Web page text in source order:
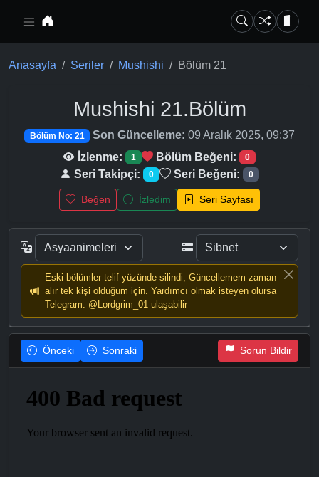
Anasayfa Seriler Mushishi Bölüm 21
Mushishi 21.Bölüm
Bölüm No: 21 Son Güncelleme: 09 Aralık 2025, 09:37
İzlenme:
1 Bölüm Beğeni: 0
Seri Takipçi: 0 Seri Beğeni: 0
Beğen İzledim Seri Sayfası
Eski bölümler telif yüzünde silindi, Güncellemem zaman
alır tek kişi olduğum için. Yardımcı olmak isteyen olursa
Telegram: @Lordgrim_01 ulaşabilir
Önceki Sonraki Sorun Bildir